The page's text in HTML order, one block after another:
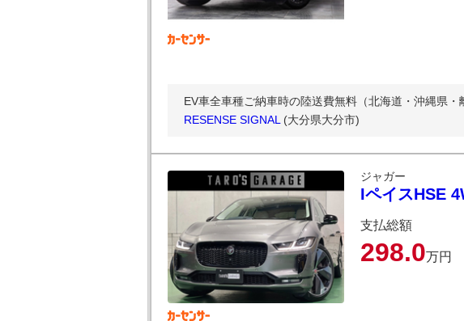
EV車全車種ご納車時の陸送費無料（北海道・沖縄県・
RESENSE SIGNAL (大分県大分市)
ジャガー
IペイスHSE
支払総額
298.0万円